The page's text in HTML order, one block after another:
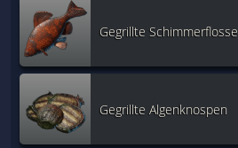
Gegrillte Schimmerflosse
Gegrillte Algenknospen